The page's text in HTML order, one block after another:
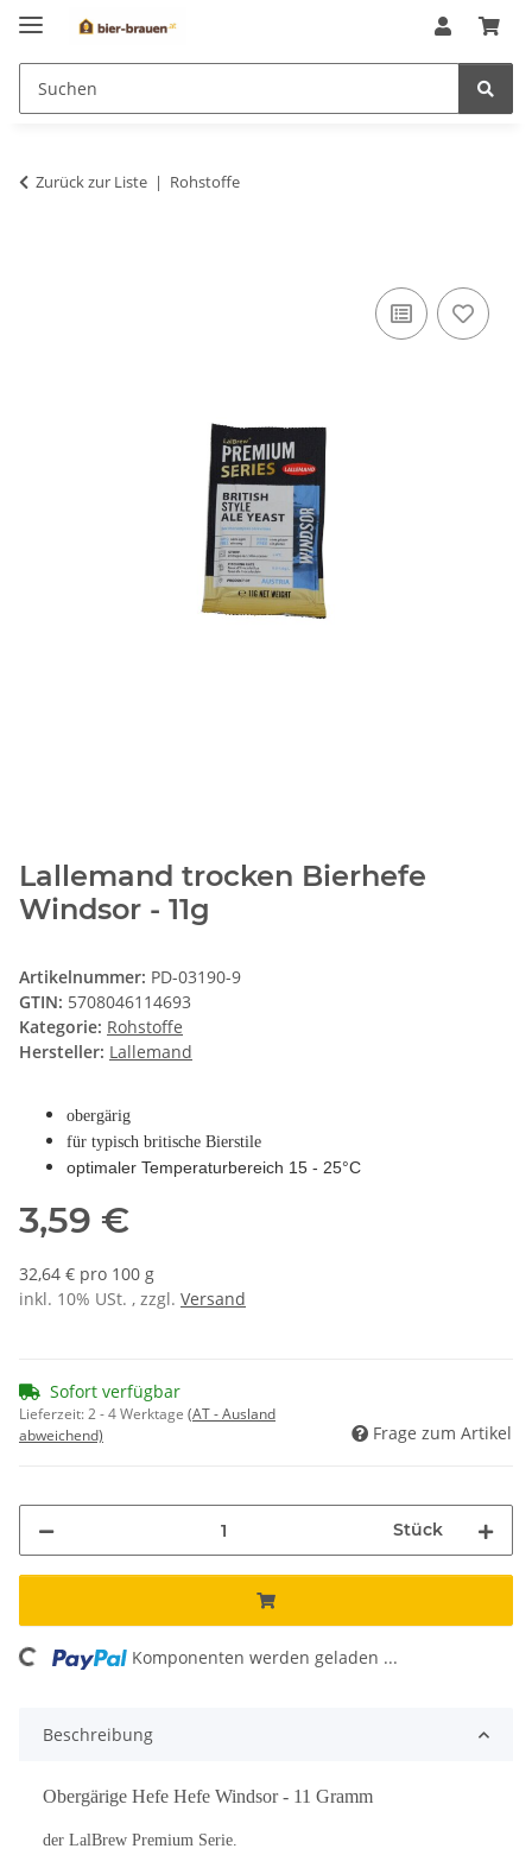
Zurück zur Liste Rohstoffe
Lallemand trocken Bierhefe
Windsor - 11g
Artikelnummer: PD-03190-9
GTIN: 5708046114693
Kategorie: Rohstoffe
Hersteller: Lallemand
obergärig
für typisch britische Bierstile
optimaler Temperaturbereich 15 - 25°C
3,59 €
32,64 € pro 100 g
inkl. 10% USt. , zzgl. Versand
Sofort verfügbar
Lieferzeit:2 - 4 Werktage (AT - Ausland
abweichend)
Frage zum Artikel
Stück
Komponenten werden geladen ...
Beschreibung
Obergärige Hefe Hefe Windsor - 11 Gramm
der LalBrew Premium Serie.